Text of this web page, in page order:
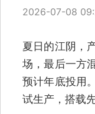
2026-07-08
夏日的江阴，
场，最后一方
预计年底投用
试生产，搭载